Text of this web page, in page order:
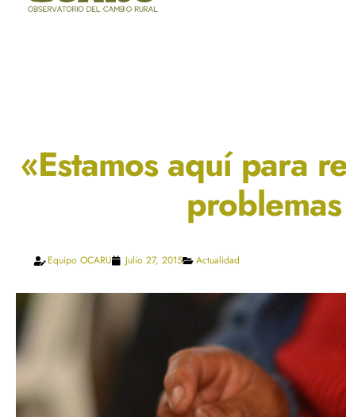
«Estamos aquí para
Equipo OCARU Julio 27, 2015 Actualidad